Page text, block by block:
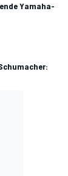
Yamaha-